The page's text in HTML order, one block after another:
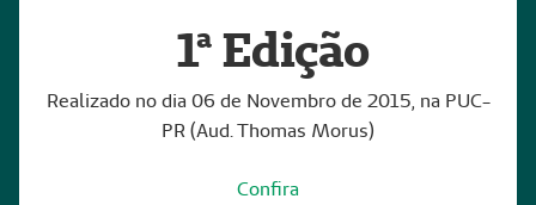
1ª Edição
Realizado no dia 06 de Novembro de 2015, na PUC-
PR (Aud. Thomas Morus)
Confira